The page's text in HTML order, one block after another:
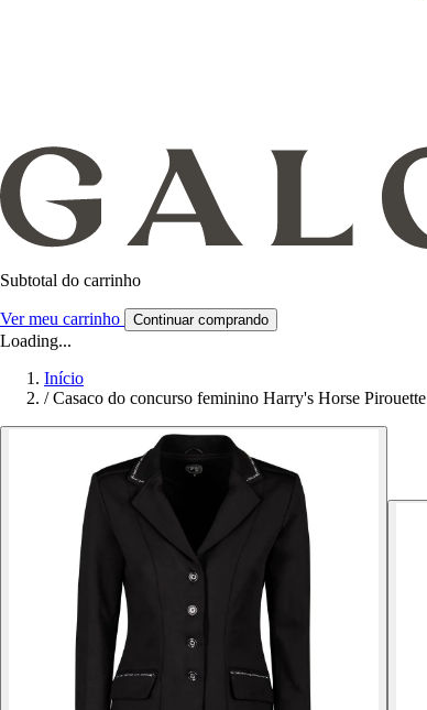
Subtotal do carrinho
Ver meu carrinho Continuar comprando
Loading...
Início
/ Casaco do concurso feminino Harry's Horse Pirouette